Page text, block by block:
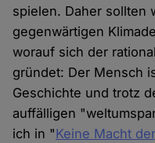
spielen. Daher sollten
gegenwärtigen
worauf sich der
gründet: Der Mensch
Geschichte und trotz
auffälligen
ich in "Keine Macht